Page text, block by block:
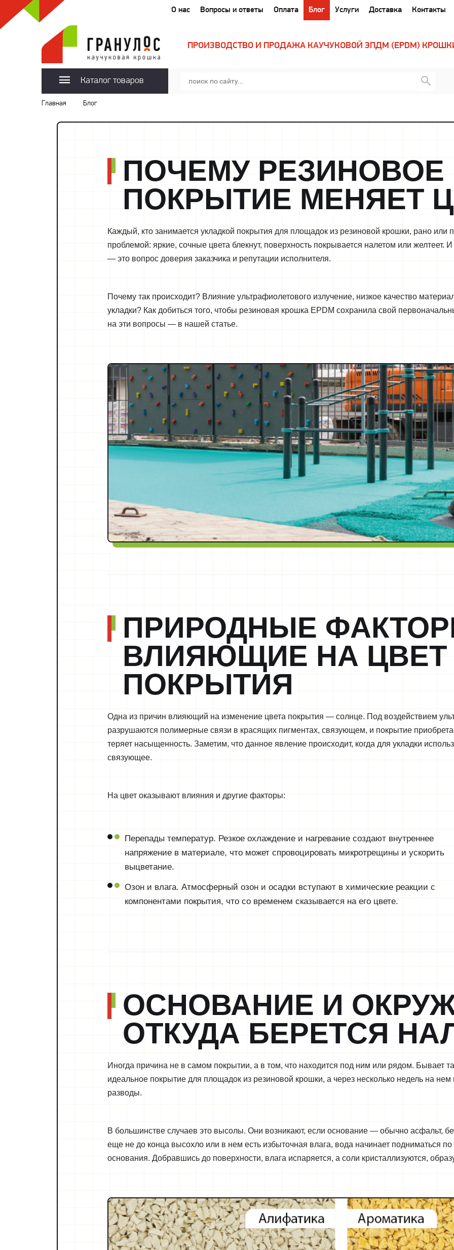
О нас Вопросы и ответы Оплата Блог Услуги Доставка Контакты
ПРОИЗВОДСТВО И ПРОДАЖА КАУЧУКОВОЙ ЭПДМ (EPDM)
Каталог товаров
Главная Блог
ПОЧЕМУ РЕЗИНОВОЕ
ПОКРЫТИЕ МЕНЯЕТ
Каждый, кто занимается укладкой покрытия для площадок из резиновой крошки, рано или
проблемой: яркие, сочные цвета блекнут, поверхность покрывается налетом или желтеет. И
— это вопрос доверия заказчика и репутации исполнителя.
Почему так происходит? Влияние ультрафиолетового излучение, низкое качество
укладки? Как добиться того, чтобы резиновая крошка EPDM сохранила свой
на эти вопросы — в нашей статье.
ПРИРОДНЫЕ
ВЛИЯЮЩИЕ НА ЦВЕТ
ПОКРЫТИЯ
Одна из причин влияющий на изменение цвета покрытия — солнце. Под воздействием
разрушаются полимерные связи в красящих пигментах, связующем, и покрытие
теряет насыщенность. Заметим, что данное явление происходит, когда для укладки
связующее.
На цвет оказывают влияния и другие факторы:
Перепады температур. Резкое охлаждение и нагревание создают внутреннее
напряжение в материале, что может спровоцировать микротрещины и ускорить
выцветание.
Озон и влага. Атмосферный озон и осадки вступают в химические реакции с
компонентами покрытия, что со временем сказывается на его цвете.
ОСНОВАНИЕ И
ОТКУДА БЕРЕТСЯ
Иногда причина не в самом покрытии, а в том, что находится под ним или рядом. Бывает
идеальное покрытие для площадок из резиновой крошки, а через несколько недель на
разводы.
В большинстве случаев это высолы. Они возникают, если основание — обычно асфальт,
еще не до конца высохло или в нем есть избыточная влага, вода начинает подниматься
основания. Добравшись до поверхности, влага испаряется, а соли кристаллизуются,